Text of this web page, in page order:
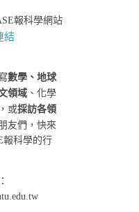
報科學網站
結
數學、地球
領域 、化學
或採訪各領
友們，快來
報科學的行